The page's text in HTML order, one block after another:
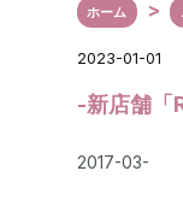
〒107-0061
カプリ北青山5階
表参道駅（A3番出口）か
外苑前駅（銀座線3番出
ホーム
2023-01-01
-新店舗「
2017-03-